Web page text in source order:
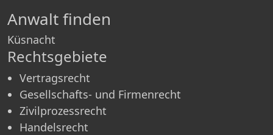
Anwalt finden
Küsnacht
Rechtsgebiete
Vertragsrecht
Gesellschafts- und Firmenrecht
Zivilprozessrecht
Handelsrecht